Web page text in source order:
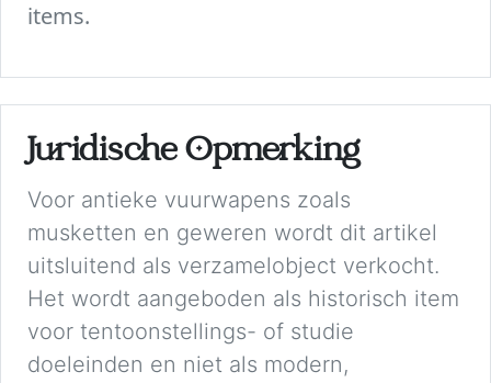
items.
Juridische Opmerking
Voor antieke vuurwapens zoals
musketten en geweren wordt dit artikel
uitsluitend als verzamelobject verkocht.
Het wordt aangeboden als historisch item
voor tentoonstellings- of studie
doeleinden en niet als modern,